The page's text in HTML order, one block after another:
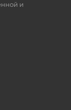
и